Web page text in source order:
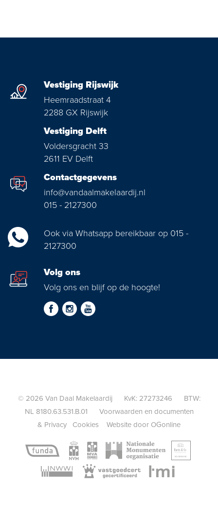
Vestiging Rijswijk
Heemraadstraat 4
2288 GX Rijswijk
Vestiging Delft
Voldersgracht 33
2611 EV Delft
Contactgegevens
info@vandaalmakelaardij.nl
015 - 2127300
Ook via Whatsapp bereikbaar op 015 -
2127300
Volg ons
Volg ons en blijf op de hoogte!
© 2026 Van Daal Makelaardij KvK: 27273246 BTW:
NL 8180.63.531.B.01 Voorwaarden en documenten
& Privacy Cookies Website door OGonline